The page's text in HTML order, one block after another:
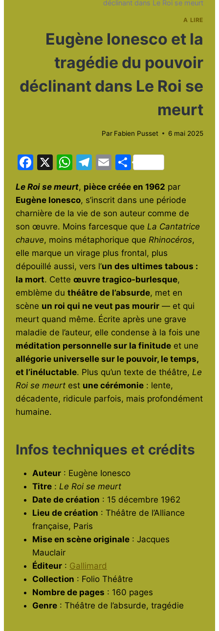
déclinant dans Le Roi se meurt
A LIRE
Eugène Ionesco et la
tragédie du pouvoir
déclinant dans Le Roi se
meurt
Par Fabien Pusset 6 mai 2025
F
c
e
b
o
o
k
X
W
at
s
A
p
p
T
el
e
gr
a
m
E
m
ai
l
P
ta
g
er
Le Roi se meurt, pièce créée en 1962 par
Eugène Ionesco, s’inscrit dans une période
charnière de la vie de son auteur comme de
son œuvre. Moins farcesque que La Cantatrice
chauve, moins métaphorique que Rhinocéros,
elle marque un virage plus frontal, plus
dépouillé aussi, vers l’un des ultimes tabous :
la mort. Cette œuvre tragico-burlesque,
emblème du théâtre de l’absurde, met en
scène un roi qui ne veut pas mourir — et qui
meurt quand même. Écrite après une grave
maladie de l’auteur, elle condense à la fois une
méditation personnelle sur la finitude et une
allégorie universelle sur le pouvoir, le temps,
et l’inéluctable. Plus qu’un texte de théâtre, Le
Roi se meurt est une cérémonie : lente,
décadente, ridicule parfois, mais profondément
humaine.
Infos techniques et crédits
Auteur : Eugène Ionesco
Titre : Le Roi se meurt
Date de création : 15 décembre 1962
Lieu de création : Théâtre de l’Alliance
française, Paris
Mise en scène originale : Jacques
Mauclair
Éditeur : Gallimard
Collection : Folio Théâtre
Nombre de pages : 160 pages
Genre : Théâtre de l’absurde, tragédie